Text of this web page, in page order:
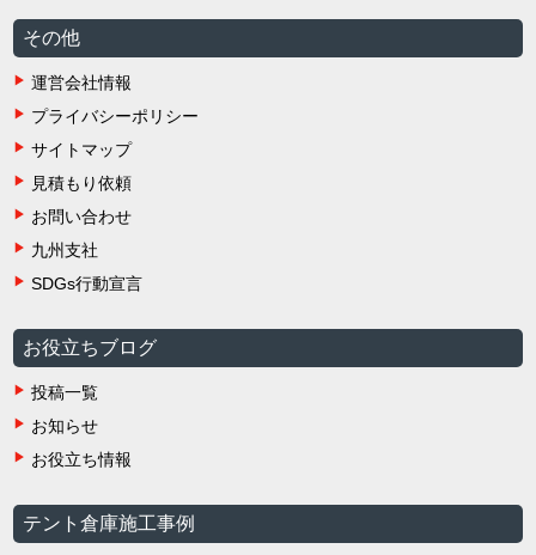
その他
運営会社情報
プライバシーポリシー
サイトマップ
見積もり依頼
お問い合わせ
九州支社
SDGs行動宣言
お役立ちブログ
投稿一覧
お知らせ
お役立ち情報
テント倉庫施工事例